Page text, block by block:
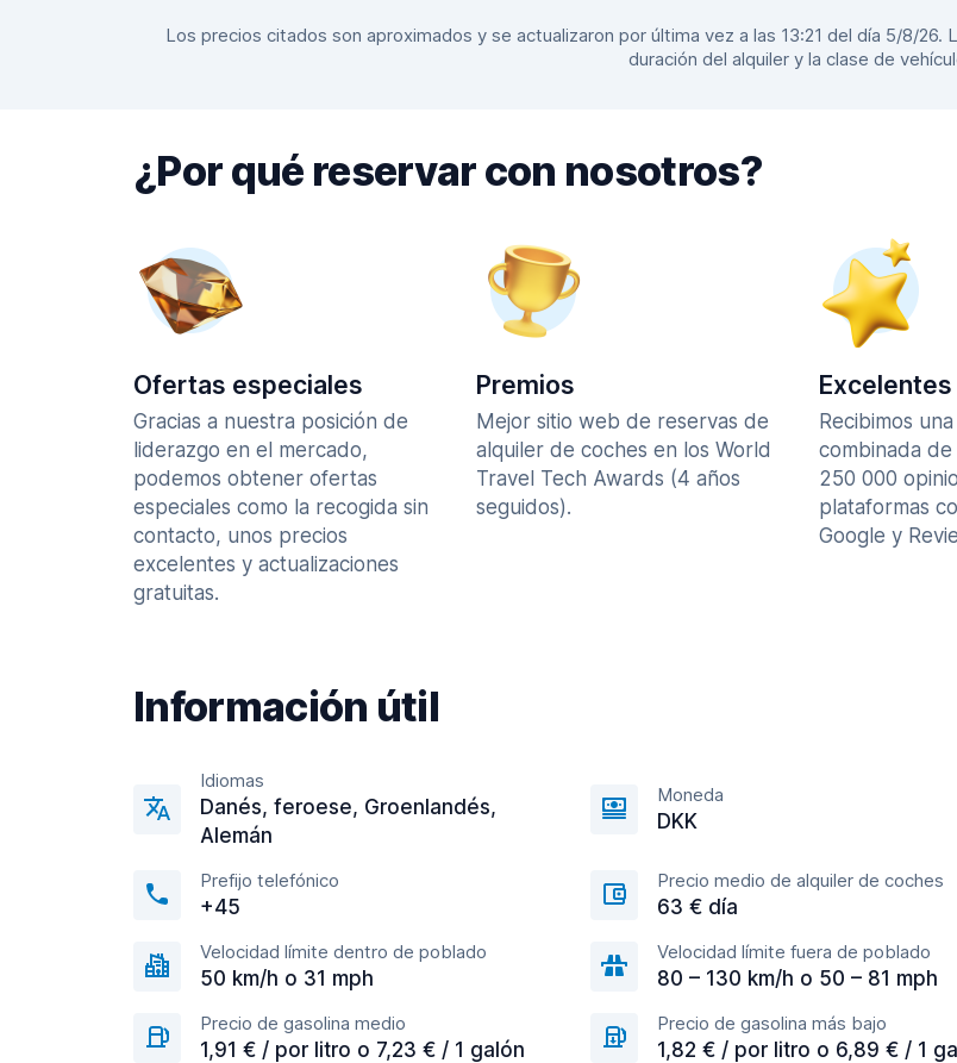
Los precios citados son aproximados y se actualizaron por última vez a las 13:21 del día 5/8/26.
duración del alquiler y la clase de
¿Por qué reservar con nosotros?
Ofertas especiales
Gracias a nuestra posición de
liderazgo en el mercado,
podemos obtener ofertas
especiales como la recogida sin
contacto, unos precios
excelentes y actualizaciones
gratuitas.
Premios
Mejor sitio web de reservas de
alquiler de coches en los World
Travel Tech Awards (4 años
seguidos).
Recibimos
combinada
250 000
plataformas
Google y
Información útil
Idiomas
Danés, feroese, Groenlandés,
Alemán
Moneda
DKK
Prefijo telefónico
+45
Precio medio de alquiler de coches
63 € día
Velocidad límite dentro de poblado
50 km/h o 31 mph
Velocidad límite fuera de poblado
80 – 130 km/h o 50 – 81 mph
Precio de gasolina medio
1,91 € / por litro o 7,23 € / 1 galón
Precio de gasolina más bajo
1,82 € / por litro o 6,89 € / 1